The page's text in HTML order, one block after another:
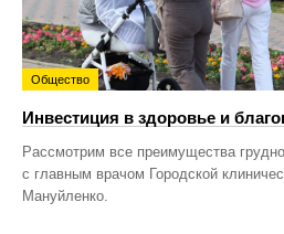
Общество
Инвестиция в здоровье и
Рассмотрим все преимущества
с главным врачом Городской
Мануйленко.